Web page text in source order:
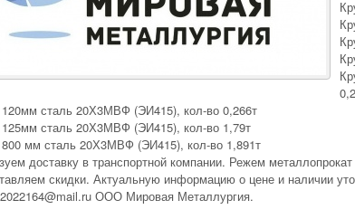
сталь 20Х3МВФ (ЭИ415), кол-во 0,266т
сталь 20Х3МВФ (ЭИ415), кол-во 1,79т
мм сталь 20Х3МВФ (ЭИ415), кол-во 1,891т
доставку в транспортной компании. Режем
скидки. Актуальную информацию о цене и наличии
2022164@mail.ru ООО Мировая Металлургия.